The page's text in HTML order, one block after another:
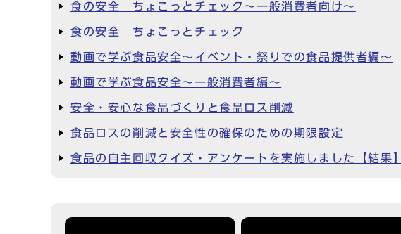
食の安全 ちょこっとチェック～一般消費者向け～
食の安全 ちょこっとチェック
動画で学ぶ食品安全～イベント・祭りでの食品提供者編～
動画で学ぶ食品安全～一般消費者編～
安全・安心な食品づくりと食品ロス削減
食品ロスの削減と安全性の確保のための期限設定
食品の自主回収クイズ・アンケートを実施しました【結果】